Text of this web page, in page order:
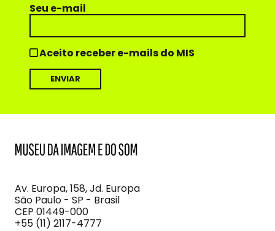
Seu e-mail
Aceito receber e-mails do MIS
Imagem
e
do
Som
Av. Europa, 158, Jd. Europa
São Paulo - SP - Brasil
CEP 01449-000
+55 (11) 2117-4777